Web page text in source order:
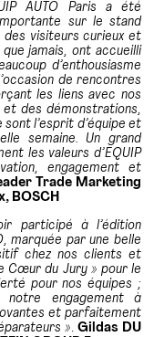
AUTO Paris a été
sur le stand
des visiteurs curieux et
jamais, ont accueilli
d’enthousiasme
de rencontres
les liens avec nos
des démonstrations,
l’esprit d’équipe et
semaine. Un grand
les valeurs d’EQUIP
engagement et
Trade Marketing
BOSCH
participé à l’édition
marquée par une belle
chez nos clients et
Cœur du Jury » pour le
pour nos équipes ;
notre engagement à
et parfaitement
».Gildas DU